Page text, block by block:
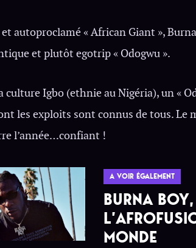
et autoproclamé « African Giant »,
et plutôt egotrip « Odogwu ».
culture Igbo (ethnie au Nigéria), un «
les exploits sont connus de tous. Le
l’année…confiant !
A VOIR ÉGALEMENT
BURNA
MONDE